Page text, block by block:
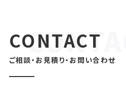
CONTACT
ご相談・お見積り・お問い合わせ